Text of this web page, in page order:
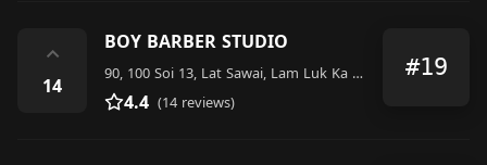
⌃
14
BOY BARBER​ STUDIO​
90, 100 Soi 13, Lat Sawai, Lam Luk Ka District
4.4 (14 reviews)
#19